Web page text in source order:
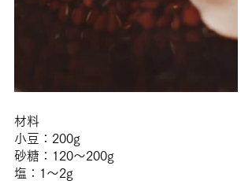
材料
小豆：200g
砂糖：120〜200g
塩：1〜2g